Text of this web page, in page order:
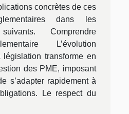
concrètes de ces
dans les
Comprendre
L’évolution
transforme en
des PME, imposant
s’adapter rapidement à
Le respect du